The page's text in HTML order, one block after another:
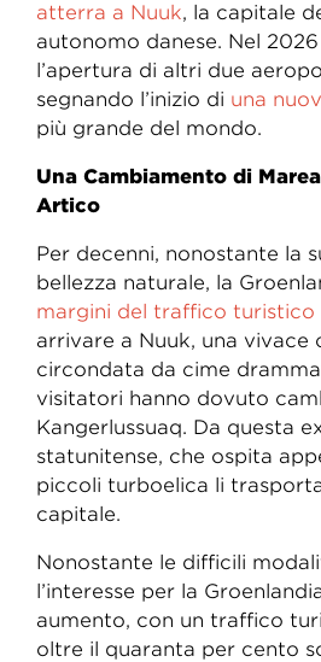
atterra a Nuuk, la capitale
autonomo danese. Nel
l’apertura di altri due
segnando l’inizio di una
più grande del mondo.
Una Cambiamento di
Artico
Per decenni, nonostante la
bellezza naturale, la
margini del traffico turistico
arrivare a Nuuk, una vivace
circondata da cime
visitatori hanno dovuto
Kangerlussuaq. Da questa
statunitense, che ospita
piccoli turboelica li
capitale.
Nonostante le difficili
l’interesse per la
aumento, con un traffico
oltre il quaranta per cento